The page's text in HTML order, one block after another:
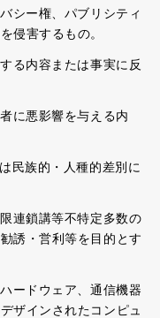
シー権、パブリシティ
侵害するもの。
る内容または事実に反
に悪影響を与える内
民族的・人種的差別に
連鎖講等不特定多数の
誘・営利等を目的とす
ードウェア、通信機器
ザインされたコンピュ